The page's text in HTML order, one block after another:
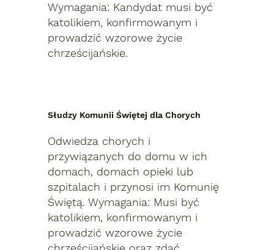
Wymagania: Kandydat musi być
katolikiem, konfirmowanym i
prowadzić wzorowe życie
chrześcijańskie.
Słudzy Komunii Świętej dla Chorych
Odwiedza chorych i
przywiązanych do domu w ich
domach, domach opieki lub
szpitalach i przynosi im Komunię
Świętą. Wymagania: Musi być
katolikiem, konfirmowanym i
prowadzić wzorowe życie